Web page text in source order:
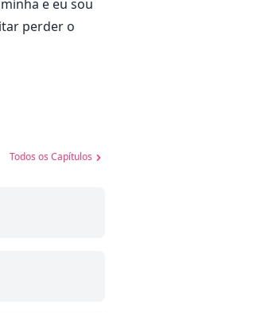
e eu sou
perder o
Todos os Capítulos